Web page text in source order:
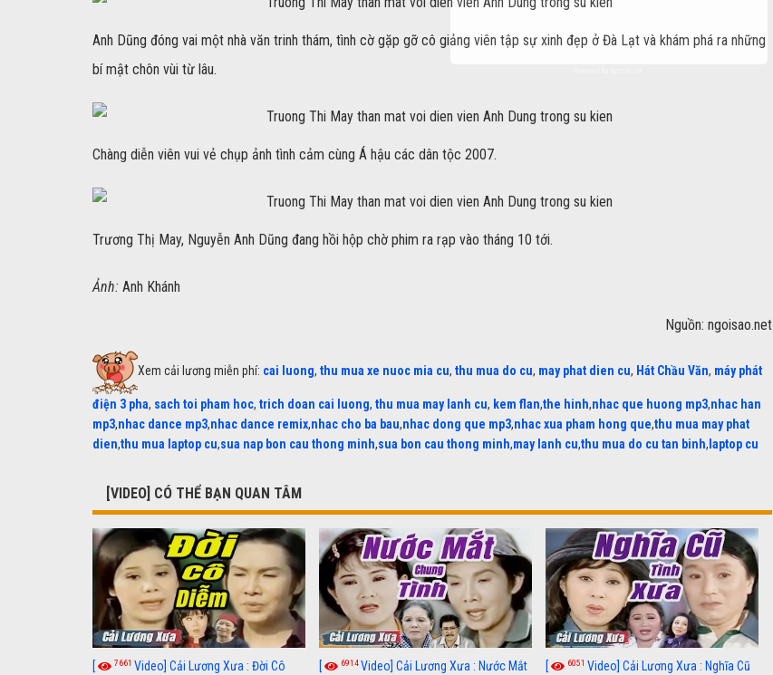
Anh Dũng đóng vai một nhà văn trinh thám, tình cờ gặp gỡ cô giảng viên tập sự xinh đẹp ở Đà Lạt và khám phá ra những
bí mật chôn vùi từ lâu.
Chàng diễn viên vui vẻ chụp ảnh tình cảm cùng Á hậu các dân tộc 2007.
Trương Thị May, Nguyễn Anh Dũng đang hồi hộp chờ phim ra rạp vào tháng 10 tới.
Ảnh: Anh Khánh
Nguồn: ngoisao.net
Xem cải lương miễn phí: cai luong, thu mua xe nuoc mia cu, thu mua do cu, may phat dien cu, Hát Chầu Văn, máy phát
điện 3 pha, sach toi pham hoc, trich doan cai luong, thu mua may lanh cu, kem flan,the hinh,nhac que huong mp3,nhac han
mp3,nhac dance mp3,nhac dance remix,nhac cho ba bau,nhac dong que mp3,nhac xua pham hong que,thu mua may phat
dien,thu mua laptop cu,sua nap bon cau thong minh,sua bon cau thong minh,may lanh cu,thu mua do cu tan binh, laptop cu
[VIDEO] CÓ THỂ BẠN QUAN TÂM
[ 7661 Video] Cải Lương Xưa : Đời Cô
[ 6914Video] Cải Lương Xưa : Nước Mắt
[ 6051 Video] Cải Lương Xưa : Nghĩa Cũ